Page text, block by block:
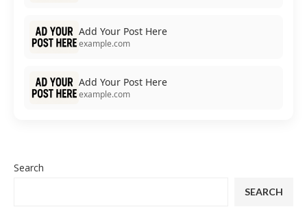
Add Your Post Here
example.com
Add Your Post Here
example.com
Search
SEARCH